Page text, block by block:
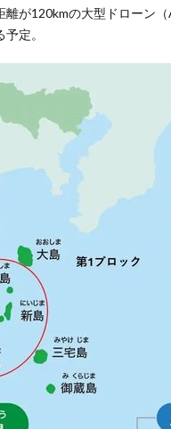
離が120kmの大型ドローン
定。